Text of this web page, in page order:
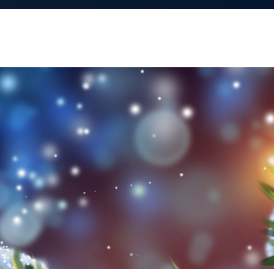
Oswald
Последний визит:
ПОРТФОЛИО